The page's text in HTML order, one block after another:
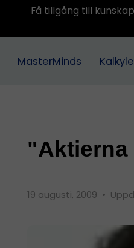
Få tillgång till
MasterMinds
19 augusti, 2009 •